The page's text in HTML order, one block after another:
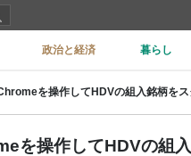
政治と経済 暮らし
を操作してHDVの組